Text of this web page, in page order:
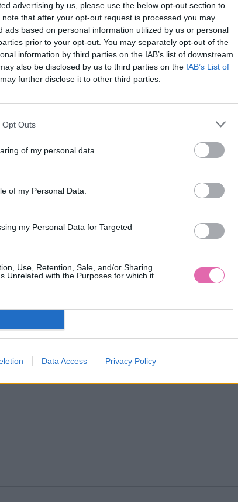
advertising by us, please use the below opt-out section to
that after your opt-out request is processed you may
ads based on personal information utilized by us or personal
prior to your opt-out. You may separately opt-out of the
information by third parties on the IAB’s list of downstream
also be disclosed by us to third parties on the IAB’s List of
further disclose it to other third parties.
Opt Outs
of my personal data.
of my Personal Data.
my Personal Data for Targeted
Use, Retention, Sale, and/or Sharing
Unrelated with the Purposes for which it
Data Access Privacy Policy
BY SA VÁM TIEŽ HODIŤ
KABÁT
€ 44,90 €24,90 €